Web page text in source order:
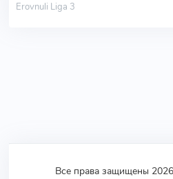
Erovnuli Liga 3
Все права защищены